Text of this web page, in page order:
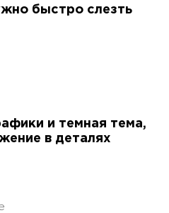
быстро слезть
и темная тема,
в деталях